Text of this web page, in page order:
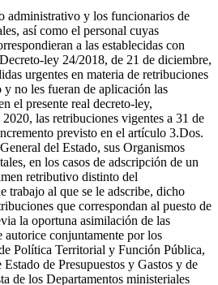
administrativo y los funcionarios de
así como el personal cuyas
a las establecidas con
ley 24/2018, de 21 de diciembre,
urgentes en materia de retribuciones
no les fueran de aplicación las
el presente real decreto-ley,
las retribuciones vigentes a 31 de
previsto en el artículo 3.Dos.
del Estado, sus Organismos
en los casos de adscripción de un
retributivo distinto del
trabajo al que se le adscribe, dicho
que correspondan al puesto de
la oportuna asimilación de las
autorice conjuntamente por los
Política Territorial y Función Pública,
Estado de Presupuestos y Gastos y de
de los Departamentos ministeriales